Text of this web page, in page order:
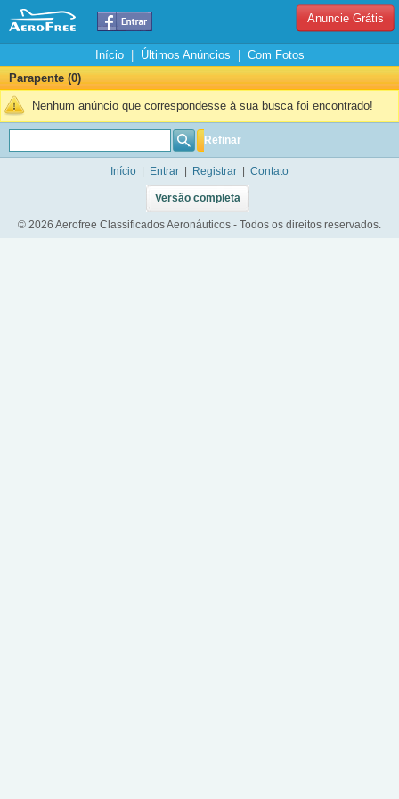
Anuncie Grátis
Início| Últimos Anúncios
Com Fotos
Parapente (0)
Nenhum anúncio que correspondesse à sua busca foi encontrado!
Refinar
Início Entrar Registrar Contato
Versão completa
© 2026 Aerofree Classificados Aeronáuticos - Todos os direitos reservados.